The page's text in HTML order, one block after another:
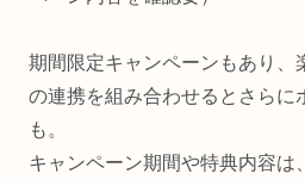
期間限定キャンペーンもあり、
の連携を組み合わせるとさらに
も。
キャンペーン期間や特典内容は